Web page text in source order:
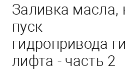
Заливка масла,
пуск
гидропривода
лифта - часть 2